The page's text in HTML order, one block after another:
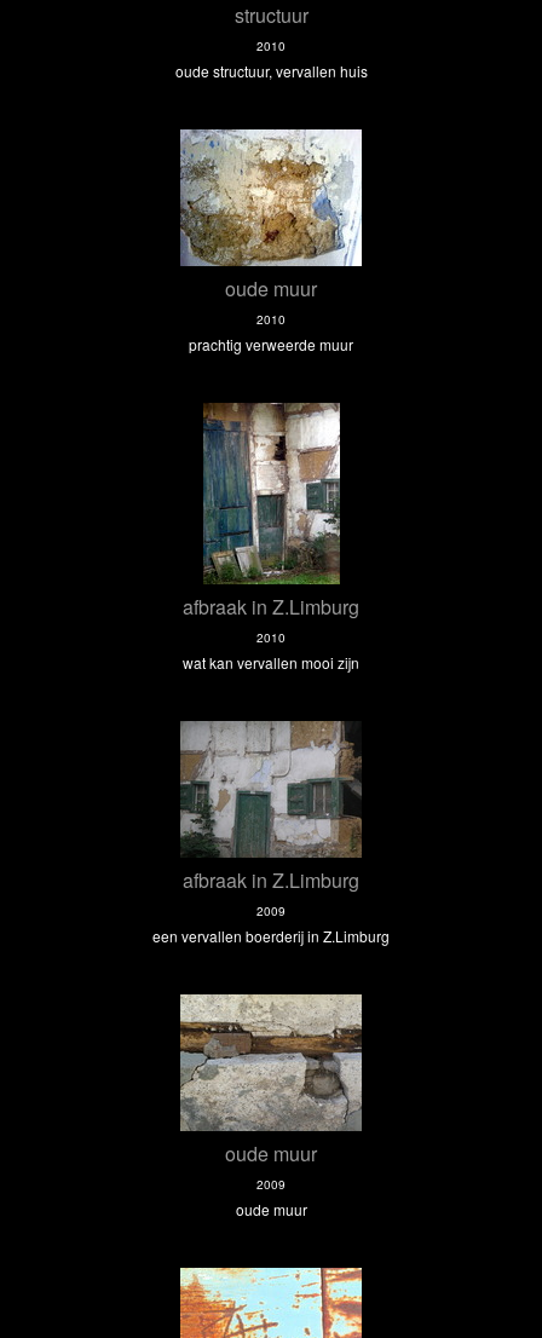
structuur
2010
oude structuur, vervallen huis
oude muur
2010
prachtig verweerde muur
afbraak in Z.Limburg
2010
wat kan vervallen mooi zijn
afbraak in Z.Limburg
2009
een vervallen boerderij in Z.Limburg
oude muur
2009
oude muur